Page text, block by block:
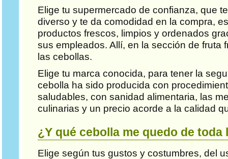
Elige tu supermercado de confianza, que
diverso y te da comodidad en la compra,
productos frescos, limpios y ordenados
sus empleados. Allí, en la sección de fruta
las cebollas.
Elige tu marca conocida, para tener la
cebolla ha sido producida con
saludables, con sanidad alimentaria, las
culinarias y un precio acorde a la calidad
¿Y qué cebolla me quedo de toda
Elige según tus gustos y costumbres, del